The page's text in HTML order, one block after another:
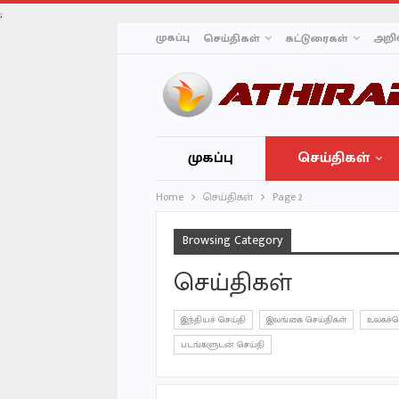
;
முகப்பு செய்திகள் கட்டுரைகள்
முகப்பு செய்திகள்
Home செய்திகள் Page 2
Browsing Category
செய்திகள்
இந்தியச் செய்தி இலங்கை செய்திகள்
படங்களுடன் செய்தி